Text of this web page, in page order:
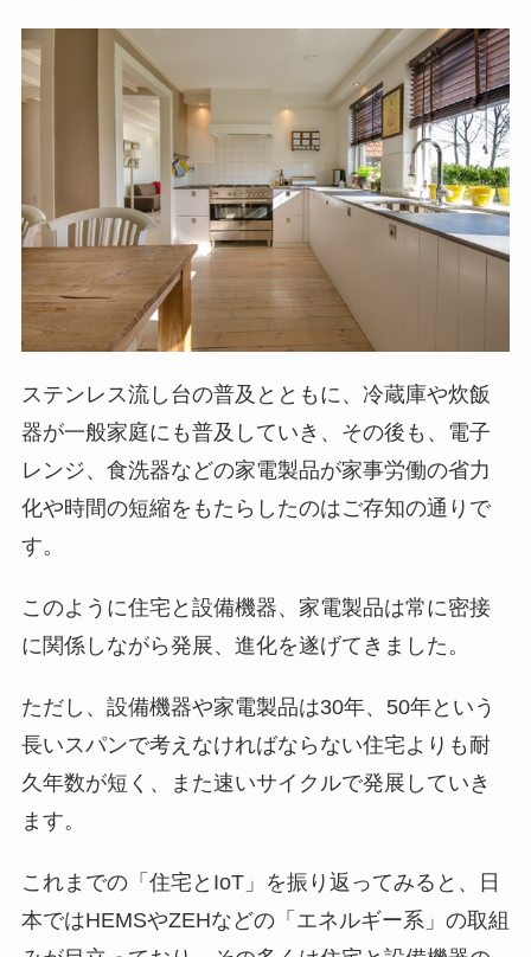
ステンレス流し台の普及とともに、冷蔵庫や炊飯
器が一般家庭にも普及していき、その後も、電子
レンジ、食洗器などの家電製品が家事労働の省力
化や時間の短縮をもたらしたのはご存知の通りで
す。
このように住宅と設備機器、家電製品は常に密接
に関係しながら発展、進化を遂げてきました。
ただし、設備機器や家電製品は30年、50年という
長いスパンで考えなければならない住宅よりも耐
久年数が短く、また速いサイクルで発展していき
ます。
これまでの「住宅とIoT」を振り返ってみると、日
本ではHEMSやZEHなどの「エネルギー系」の取組